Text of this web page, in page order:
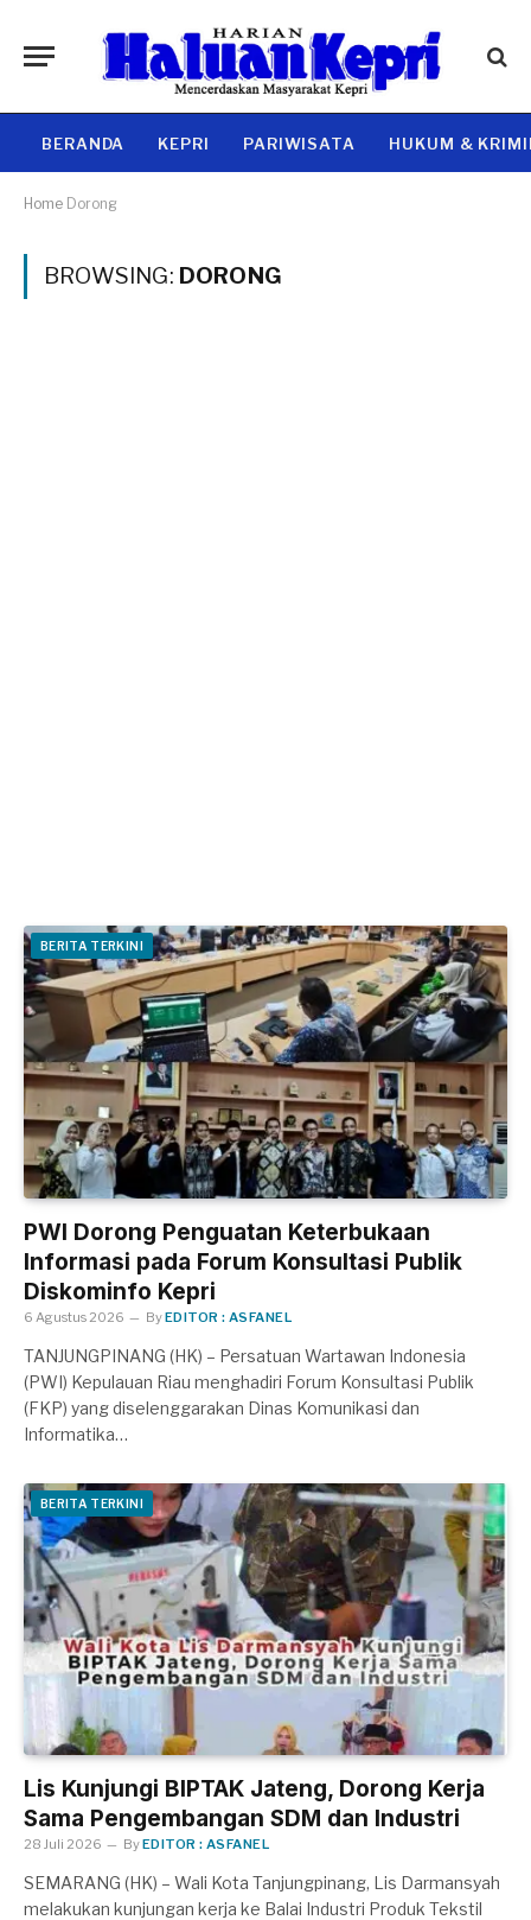
BERANDA KEPRI PARIWISATA HUKUM &
Home Dorong
BROWSING: DORONG
BERITA TERKINI
PWI Dorong Penguatan Keterbukaan
Informasi pada Forum Konsultasi Publik
Diskominfo Kepri
6 Agustus 2026 ByEDITOR : ASFANEL
TANJUNGPINANG (HK) – Persatuan Wartawan Indonesia
(PWI) Kepulauan Riau menghadiri Forum Konsultasi Publik
(FKP) yang diselenggarakan Dinas Komunikasi dan
Informatika…
BERITA TERKINI
Lis Kunjungi BIPTAK Jateng, Dorong Kerja
Sama Pengembangan SDM dan Industri
28 Juli 2026 ByEDITOR : ASFANEL
SEMARANG (HK) – Wali Kota Tanjungpinang, Lis Darmansyah
melakukan kunjungan kerja ke Balai Industri Produk Tekstil